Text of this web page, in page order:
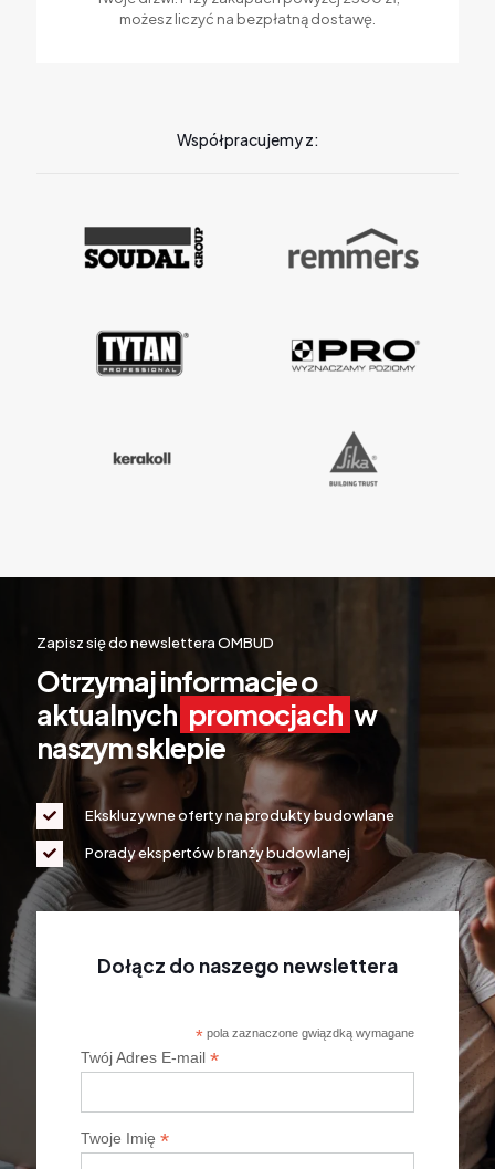
możesz liczyć na bezpłatną dostawę.
Współpracujemy z:
Zapisz się do newslettera OMBUD
Otrzymaj informacje o
aktualnych promocjach w
naszym sklepie
Ekskluzywne oferty na produkty budowlane
Porady ekspertów branży budowlanej
Dołącz do naszego newslettera
* pola zaznaczone gwiązdką wymagane
Twój Adres E-mail *
Twoje Imię *